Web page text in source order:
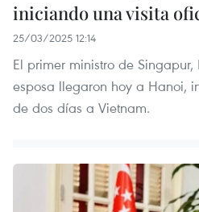
iniciando una visita
25/03/2025 12:14
El primer ministro de
esposa llegaron hoy a Hanoi,
de dos días a Vietnam.